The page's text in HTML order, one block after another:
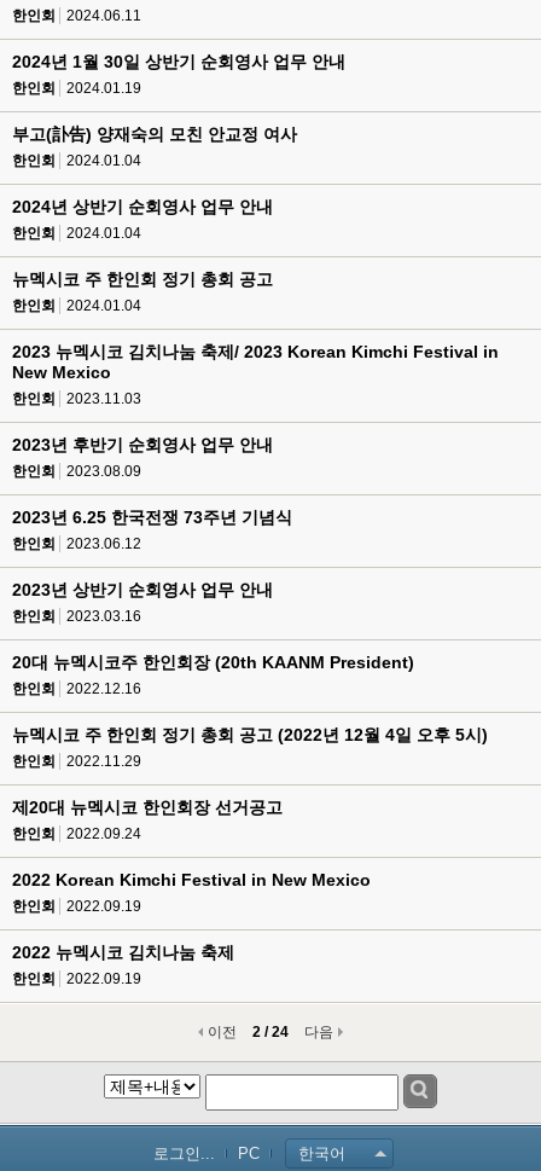
한인회 2024.06.11
2024년 1월 30일 상반기 순회영사 업무 안내
한인회 2024.01.19
부고(訃告) 양재숙의 모친 안교정 여사
한인회 2024.01.04
2024년 상반기 순회영사 업무 안내
한인회 2024.01.04
뉴멕시코 주 한인회 정기 총회 공고
한인회 2024.01.04
2023 뉴멕시코 김치나눔 축제/ 2023 Korean Kimchi Festival in
New Mexico
한인회 2023.11.03
2023년 후반기 순회영사 업무 안내
한인회 2023.08.09
2023년 6.25 한국전쟁 73주년 기념식
한인회 2023.06.12
2023년 상반기 순회영사 업무 안내
한인회 2023.03.16
20대 뉴멕시코주 한인회장 (20th KAANM President)
한인회 2022.12.16
뉴멕시코 주 한인회 정기 총회 공고 (2022년 12월 4일 오후 5시)
한인회 2022.11.29
제20대 뉴멕시코 한인회장 선거공고
한인회 2022.09.24
2022 Korean Kimchi Festival in New Mexico
한인회 2022.09.19
2022 뉴멕시코 김치나눔 축제
한인회 2022.09.19
이전 2 / 24 다음
로그인... PC 한국어